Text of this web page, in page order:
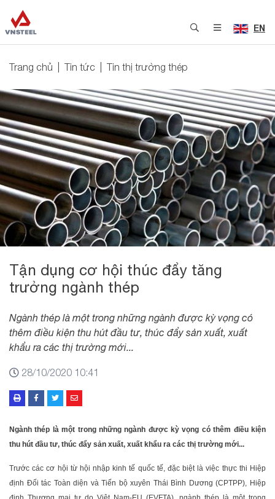
EN
Trang chủ Tin tức Tin thị trường thép
Tận dụng cơ hội thúc đẩy tăng
trưởng ngành thép
Ngành thép là một trong những ngành được kỳ vọng có
thêm điều kiện thu hút đầu tư, thúc đẩy sản xuất, xuất
khẩu ra các thị trường mới...
28/10/2020 10:41
Ngành thép là một trong những ngành được kỳ vọng có thêm điều kiện
thu hút đầu tư, thúc đẩy sản xuất, xuất khẩu ra các thị trường mới...
Trước các cơ hội từ hội nhập kinh tế quốc tế, đặc biệt là việc thực thi Hiệp
định Đối tác Toàn diện và Tiến bộ xuyên Thái Bình Dương (CPTPP), Hiệp